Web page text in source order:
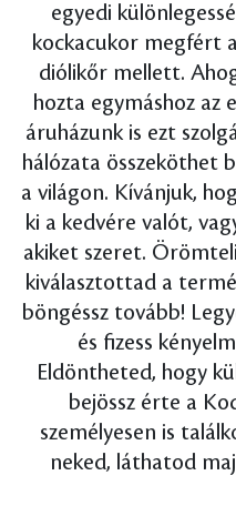
egyedi
kockacukor megfért
diólikőr mellett.
hozta egymáshoz az
áruházunk is ezt
hálózata összeköthet
a világon. Kívánjuk,
ki a kedvére valót,
akiket szeret.
kiválasztottad a
böngéssz tovább!
és fizess
Eldöntheted, hogy
bejössz érte a
személyesen is
neked, láthatod